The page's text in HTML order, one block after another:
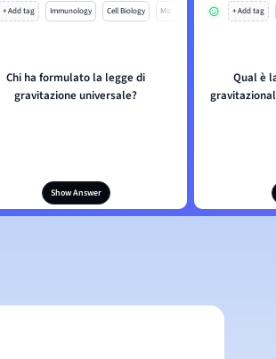
+ Add tag Immunology Cell Biology Mo
Chi ha formulato la legge di
gravitazione universale?
Show Answer
+ Add tag
Qual è